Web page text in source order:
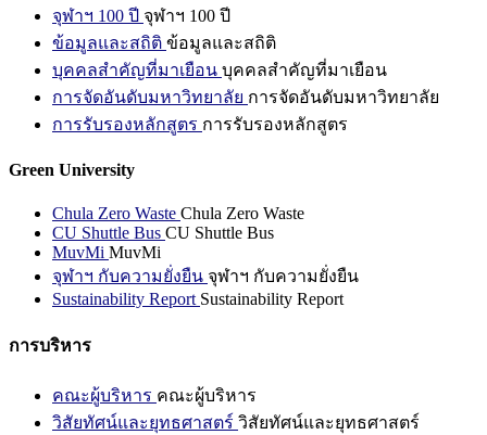
จุฬาฯ 100 ปี จุฬาฯ 100 ปี
ข้อมูลและสถิติ ข้อมูลและสถิติ
บุคคลสำคัญที่มาเยือน บุคคลสำคัญที่มาเยือน
การจัดอันดับมหาวิทยาลัย การจัดอันดับมหาวิทยาลัย
การรับรองหลักสูตร การรับรองหลักสูตร
Green University
Chula Zero Waste Chula Zero Waste
CU Shuttle Bus CU Shuttle Bus
MuvMi MuvMi
จุฬาฯ กับความยั่งยืน จุฬาฯ กับความยั่งยืน
Sustainability Report Sustainability Report
การบริหาร
คณะผู้บริหาร คณะผู้บริหาร
วิสัยทัศน์และยุทธศาสตร์ วิสัยทัศน์และยุทธศาสตร์